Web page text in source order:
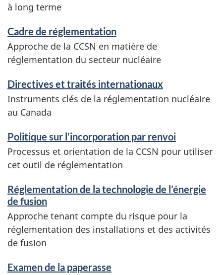
à long terme
Cadre de réglementation
Approche de la CCSN en matière de
réglementation du secteur nucléaire
Directives et traités internationaux
Instruments clés de la réglementation nucléaire
au Canada
Politique sur l’incorporation par renvoi
Processus et orientation de la CCSN pour utiliser
cet outil de réglementation
Réglementation de la technologie de l’énergie
de fusion
Approche tenant compte du risque pour la
réglementation des installations et des activités
de fusion
Examen de la paperasse